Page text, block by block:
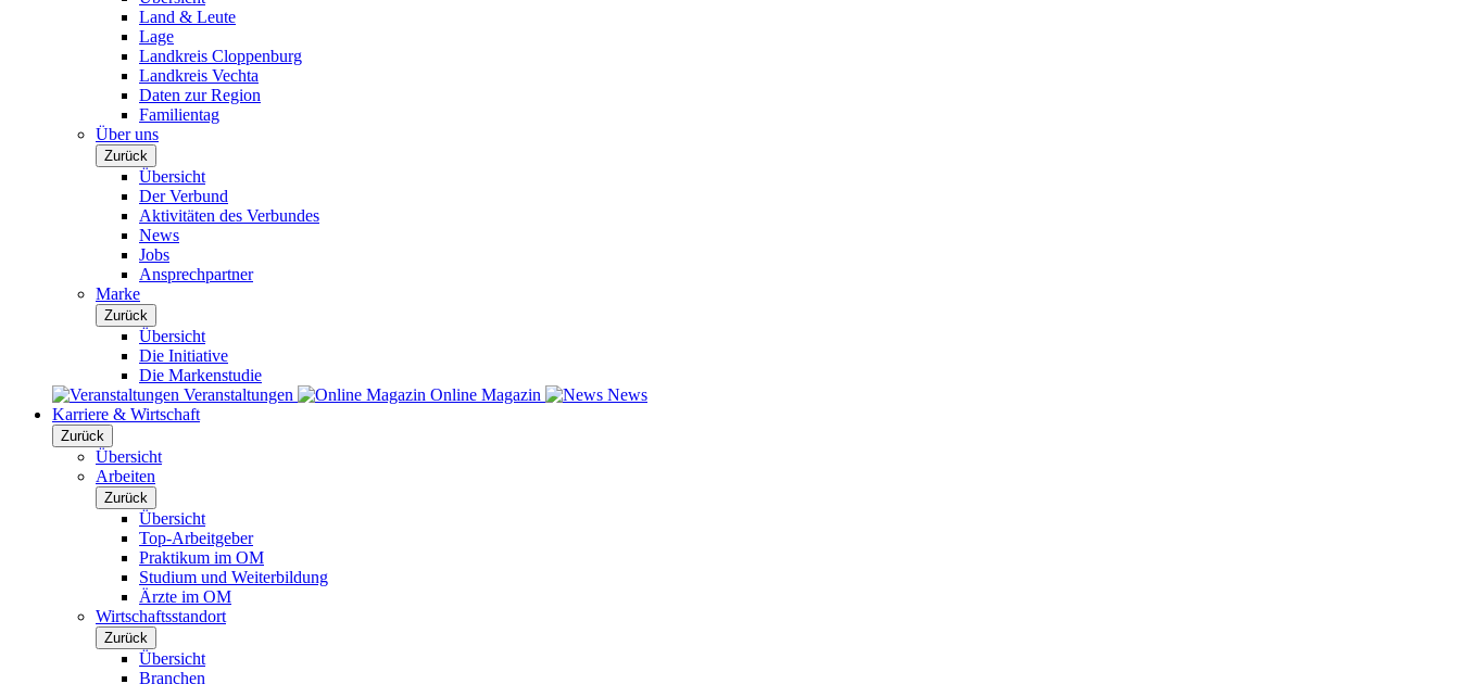
Land & Leute
Lage
Landkreis Cloppenburg
Landkreis Vechta
Daten zur Region
Familientag
Über uns
Zurück
Übersicht
Der Verbund
Aktivitäten des Verbundes
News
Jobs
Ansprechpartner
Marke
Zurück
Übersicht
Die Initiative
Die Markenstudie
Veranstaltungen
Online Magazin
News
Karriere & Wirtschaft
Zurück
Übersicht
Arbeiten
Zurück
Übersicht
Top-Arbeitgeber
Praktikum im OM
Studium und Weiterbildung
Ärzte im OM
Wirtschaftsstandort
Zurück
Übersicht
Branchen